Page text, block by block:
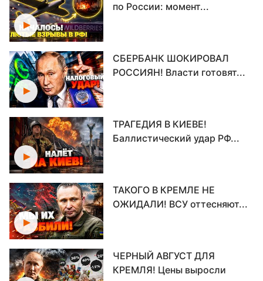
по России: момент...
СБЕРБАНК ШОКИРОВАЛ
РОССИЯН! Власти готовят...
ТРАГЕДИЯ В КИЕВЕ!
Баллистический удар РФ...
ТАКОГО В КРЕМЛЕ НЕ
ОЖИДАЛИ! ВСУ оттесняют...
ЧЕРНЫЙ АВГУСТ ДЛЯ
КРЕМЛЯ! Цены выросли